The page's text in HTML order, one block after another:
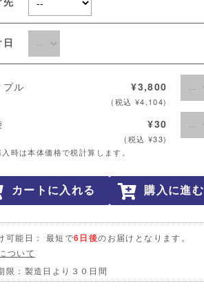
日
プル ¥3,800
(税込 ¥4,104)
¥30
(税込 ¥33)
時は本体価格で税計算します。
カートに入れる 購入に進む
可能日： 最短で6日後のお届けとなります。
ついて
限：製造日より３０日間